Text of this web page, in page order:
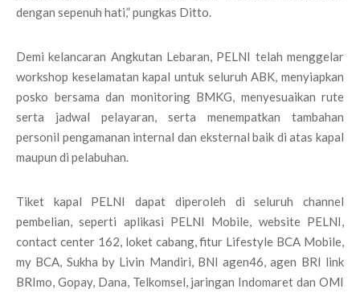
dengan sepenuh hati,” pungkas Ditto.
Demi kelancaran Angkutan Lebaran, PELNI telah menggelar
workshop keselamatan kapal untuk seluruh ABK, menyiapkan
posko bersama dan monitoring BMKG, menyesuaikan rute
serta jadwal pelayaran, serta menempatkan tambahan
personil pengamanan internal dan eksternal baik di atas kapal
maupun di pelabuhan.
Tiket kapal PELNI dapat diperoleh di seluruh channel
pembelian, seperti aplikasi PELNI Mobile, website PELNI,
contact center 162, loket cabang, fitur Lifestyle BCA Mobile,
my BCA, Sukha by Livin Mandiri, BNI agen46, agen BRI link
BRImo, Gopay, Dana, Telkomsel, jaringan Indomaret dan OMI